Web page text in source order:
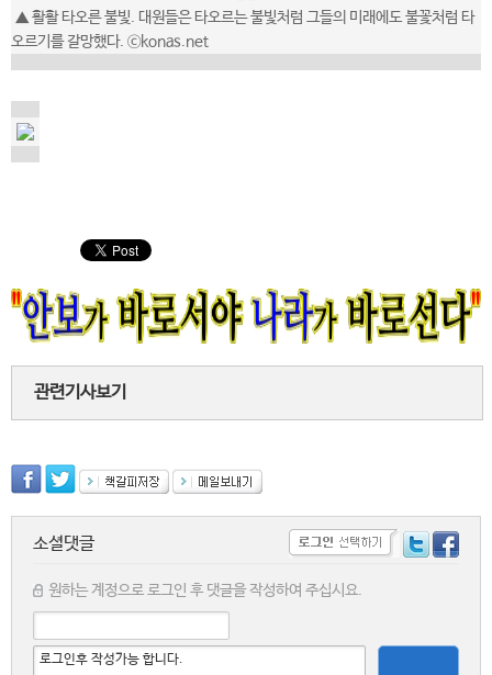
▲ 활활 타오른 불빛. 대원들은 타오르는 불빛처럼 그들의 미래에도 불꽃처럼 타
오르기를 갈망했다. ⓒkonas.net
관련기사보기
소셜댓글
원하는 계정으로 로그인 후 댓글을 작성하여 주십시요.